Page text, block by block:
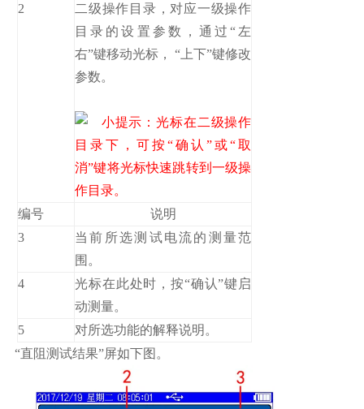
2
二级操作目录，对应一级操作
目录的设置参数，通过“左
右”键移动光标， “上下”键修改
参数。
小提示：光标在二级操作
目录下，可按“确认”或“取
消”键将光标快速跳转到一级操
作目录。
编号
说明
3
当前所选测试电流的测量范
围。
4
光标在此处时，按“确认”键启
动测量。
5
对所选功能的解释说明。
“直阻测试结果”屏如下图。